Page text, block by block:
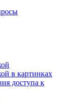
в картинках
доступа к